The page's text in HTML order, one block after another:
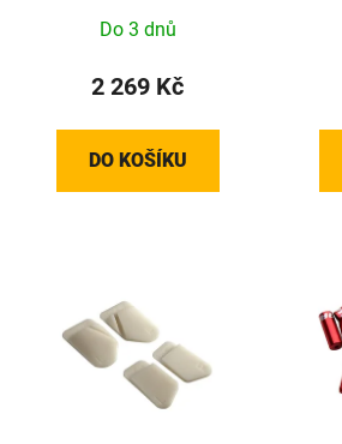
Do 3 dnů
2 269 Kč
DO KOŠÍKU